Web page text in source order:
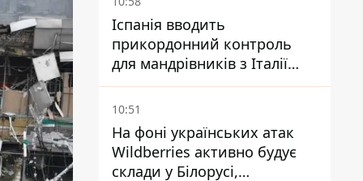
Іспанія вводить
прикордонний контроль
для мандрівників з Італії
через міграційний конфлікт
10:51
На фоні українських атак
Wildberries активно будує
склади у Білорусі,